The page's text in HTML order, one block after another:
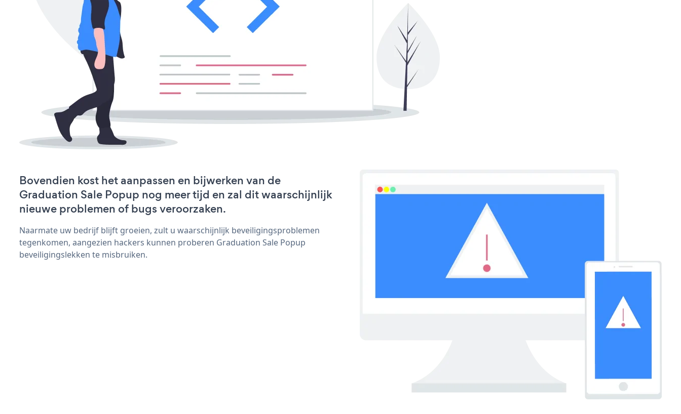
Bovendien kost het aanpassen en bijwerken van de
Graduation Sale Popup nog meer tijd en zal dit waarschijnlijk
nieuwe problemen of bugs veroorzaken.
Naarmate uw bedrijf blijft groeien, zult u waarschijnlijk beveiligingsproblemen
tegenkomen, aangezien hackers kunnen proberen Graduation Sale Popup
beveiligingslekken te misbruiken.